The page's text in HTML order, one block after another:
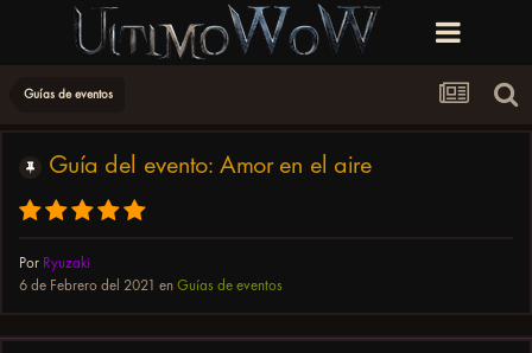
Guías de eventos
Guía del evento: Amor en el aire
Por Ryuzaki
6 de Febrero del 2021 en Guías de eventos